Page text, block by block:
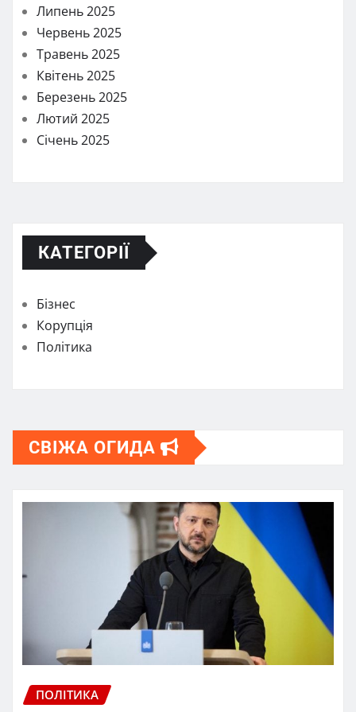
Липень 2025
Червень 2025
Травень 2025
Квітень 2025
Березень 2025
Лютий 2025
Січень 2025
КАТЕГОРІЇ
Бізнес
Корупція
Політика
СВІЖА ОГИДА
ПОЛІТИКА